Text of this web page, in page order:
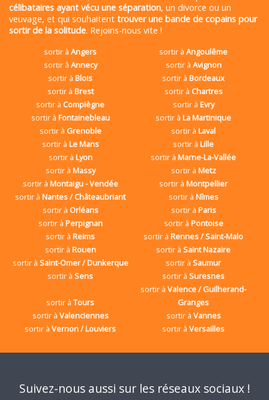
célibataires ayant vécu une séparation, un divorce ou un
veuvage, et qui souhaitent trouver une bande de copains pour
sortir de la solitude. Rejoins-nous vite !
sortir àAngers sortir àAngoulême
sortir à Annecy sortir à Avignon
sortir àBlois sortir àBordeaux
sortir à Brest sortir à Chartres
sortir à Compiègne sortir à Evry
sortir à Fontainebleau sortir àLa Martinique
sortir à Grenoble sortir àLaval
sortir à Le Mans sortir àLille
sortir à Lyon sortir àMarne-La-Vallée
sortir à Massy sortir à Metz
sortir à Montaigu - Vendée sortir àMontpellier
sortir àNantes / Châteaubriant sortir à Nîmes
sortir à Orléans sortir à Paris
sortir à Perpignan sortir à Pontoise
sortir àReims sortir àRennes / Saint-Malo
sortir à Rouen sortir àSaint Nazaire
sortir à Saint-Omer / Dunkerque sortir àSaumur
sortir àSens sortir àSuresnes
sortir àTours
sortir àValence / Guilherand-
Granges
sortir à Valenciennes sortir à Vannes
sortir àVernon / Louviers sortir àVersailles
Suivez-nous aussi sur les réseaux sociaux !